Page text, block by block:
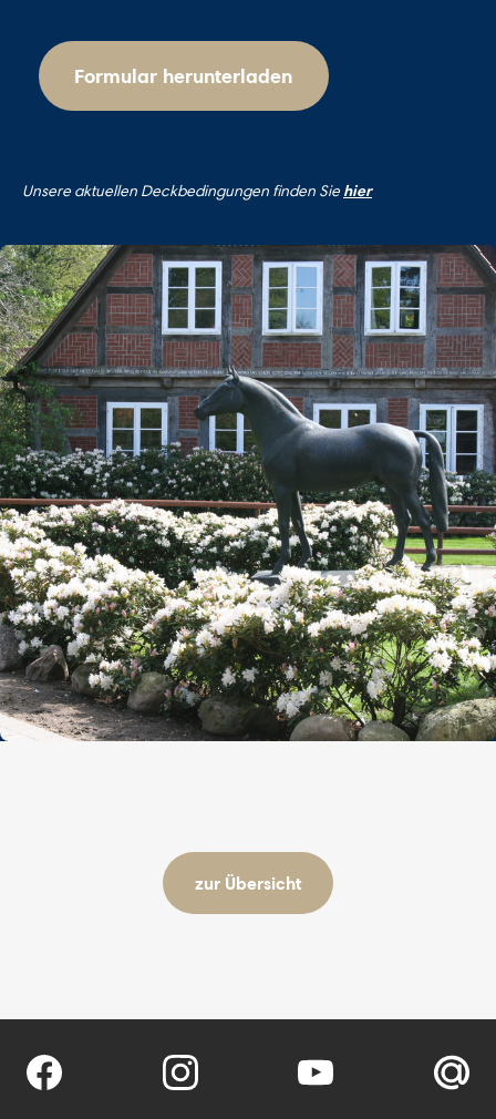
Formular herunterladen
Unsere aktuellen Deckbedingungen finden Sie hier
zur Übersicht